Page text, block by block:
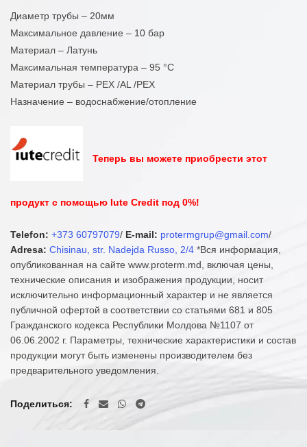
Диаметр трубы – 20мм
Максимальное давление – 10 бар
Материал – Латунь
Максимальная температура – 95 °С
Материал трубы – PEX /AL /PEX
Назначение – водоснабжение/отопление
Теперь вы можете приобрести этот
продукт с помощью Iute Credit под 0%!
Telefon: +373 60797079/ E-mail: protermgrup@gmail.com/
Adresa: Chisinau, str. Nadejda Russo, 2/4 *Вся информация,
опубликованная на сайте www.proterm.md, включая цены,
технические описания и изображения продукции, носит
исключительно информационный характер и не является
публичной офертой в соответствии со статьями 681 и 805
Гражданского кодекса Республики Молдова №1107 от
06.06.2002 г. Параметры, технические характеристики и состав
продукции могут быть изменены производителем без
предварительного уведомления.
Поделиться